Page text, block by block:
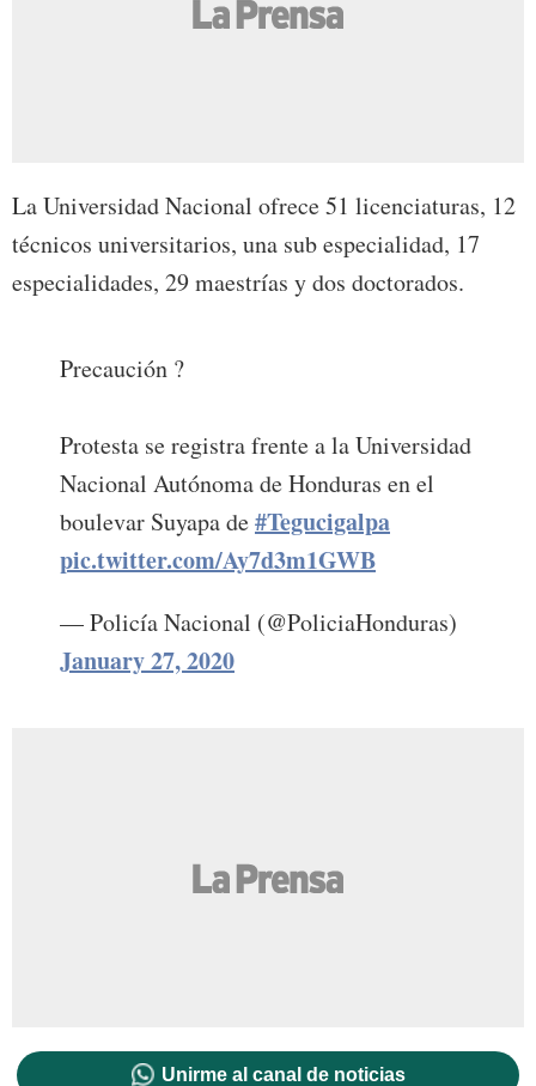
La Universidad Nacional ofrece 51 licenciaturas, 12
técnicos universitarios, una sub especialidad, 17
especialidades, 29 maestrías y dos doctorados.
Precaución ?
Protesta se registra frente a la Universidad
Nacional Autónoma de Honduras en el
boulevar Suyapa de#Tegucigalpa
pic.twitter.com/Ay7d3m1GWB
— Policía Nacional (@PoliciaHonduras)
January 27, 2020
Unirme al canal de noticias